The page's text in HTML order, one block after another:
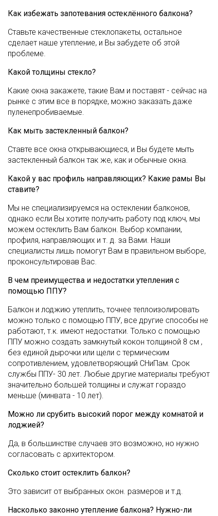
Как избежать запотевания остеклённого балкона?
Ставьте качественные стеклопакеты, остальное
сделает наше утепление, и Вы забудете об этой
проблеме.
Какой толщины стекло?
Какие окна закажете, такие Вам и поставят - сейчас на
рынке с этим все в порядке, можно заказать даже
пуленепробиваемые.
Как мыть застекленный балкон?
Ставте все окна открывающиеся, и Вы будете мыть
застекленный балкон так же, как и обычные окна.
Какой у вас профиль направляющих? Какие рамы Вы
ставите?
Мы не специализируемся на остеклении балконов,
однако если Вы хотите получить работу под ключ, мы
можем остеклить Вам балкон. Выбор компании,
профиля, направляющих и т. д. за Вами. Наши
специалисты лишь помогут Вам в правильном выборе,
проконсультировав Вас.
В чем преимущества и недостатки утепления с
помощью ППУ?
Балкон и лоджию утеплить, точнее теплоизолировать
можно только с помощью ППУ, все другие способы не
работают, т.к. имеют недостатки. Только с помощью
ППУ можно создать замкнутый кокон толщиной 8 см ,
без единой дырочки или щели с термическим
сопротивлением, удовлетворяющий СНиПам. Срок
службы ППУ- 30 лет. Любые другие материалы требуют
значительно большей толщины и служат гораздо
меньше (минвата - 10 лет).
Можно ли срубить высокий порог между комнатой и
лоджией?
Да, в большинстве случаев это возможно, но нужно
согласовать с архитектором.
Сколько стоит остеклить балкон?
Это зависит от выбранных окон. размеров и т.д.
Насколько законно утепление балкона? Нужно-ли